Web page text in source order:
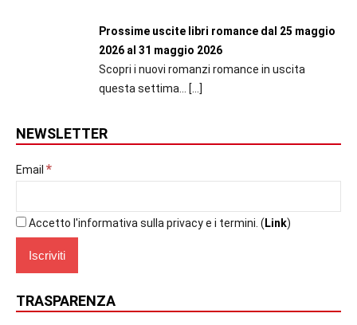
Prossime uscite libri romance dal 25 maggio
2026 al 31 maggio 2026
Scopri i nuovi romanzi romance in uscita
questa settima...
[…]
NEWSLETTER
Email *
Accetto l'informativa sulla privacy e i termini. ( Link)
TRASPARENZA